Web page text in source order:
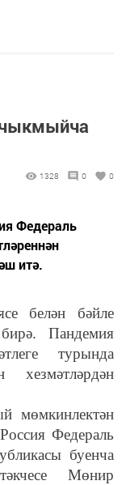
1328 0 0
Федераль
итә.
белән бәйле
Пандемия
турында
хезмәтләрдән
мөмкинлектән
Федераль
буенча
Мөнир